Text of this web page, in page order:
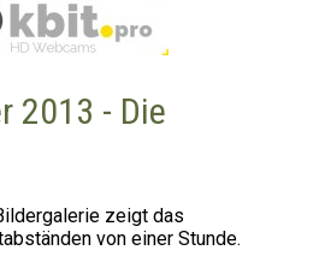
2013 - Die
zeigt das
von einer Stunde.